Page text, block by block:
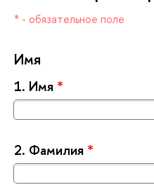
* - обязательное поле
Имя
1. Имя *
2. Фамилия *